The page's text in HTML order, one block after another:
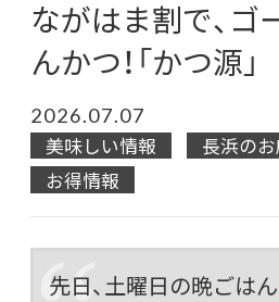
ながはま割で、ゴ
んかつ！「かつ源」
2026.07.07
美味しい情報
長浜の
お得情報
先日、土曜日の晩ごはん